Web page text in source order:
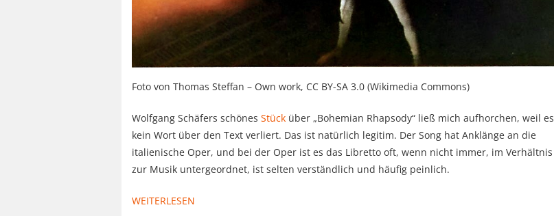
Foto von Thomas Steffan – Own work, CC BY-SA 3.0 (Wikimedia Commons)
Wolfgang Schäfers schönes Stück über „Bohemian Rhapsody“ ließ mich aufhorchen, weil es
kein Wort über den Text verliert. Das ist natürlich legitim. Der Song hat Anklänge an die
italienische Oper, und bei der Oper ist es das Libretto oft, wenn nicht immer, im Verhältnis
zur Musik untergeordnet, ist selten verständlich und häufig peinlich.
WEITERLESEN